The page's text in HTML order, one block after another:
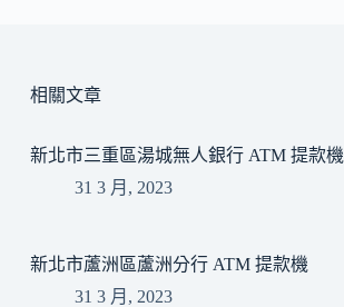
相關文章
新北市三重區湯城無人銀行 ATM 提款機
31 3 月, 2023
新北市蘆洲區蘆洲分行 ATM 提款機
31 3 月, 2023